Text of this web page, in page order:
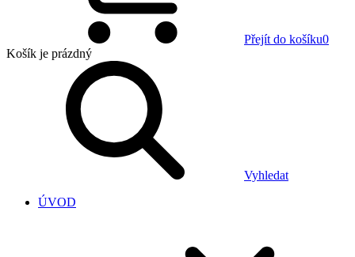
Přejít do košíku0
Košík je prázdný
Vyhledat
ÚVOD